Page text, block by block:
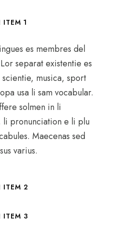
1
es membres del
separat existentie es
scientie, musica, sport
usa li sam vocabular.
solmen in li
li pronunciation e li plu
Maecenas sed
varius.
ITEM 2
ITEM 3